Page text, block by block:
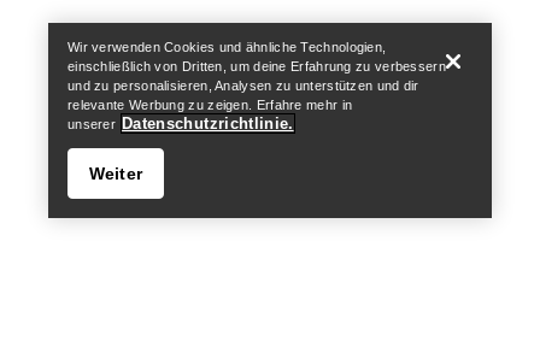
Wir verwenden Cookies und ähnliche Technologien,
einschließlich von Dritten, um deine Erfahrung zu verbessern
und zu personalisieren, Analysen zu unterstützen und dir
relevante Werbung zu zeigen. Erfahre mehr in
unserer Datenschutzrichtlinie.
Weiter